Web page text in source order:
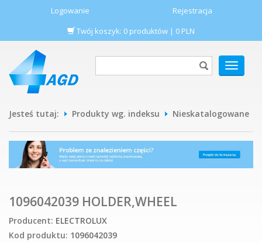
Logowanie
Rejestracja
Twój koszyk: 0 produktów | 0 PLN
POKAŻ
MENU
Jesteś tutaj: Produkty wg. indeksu Nieskatalogowane
1096042039 HOLDER,WHEEL
Producent: ELECTROLUX
Kod produktu: 1096042039